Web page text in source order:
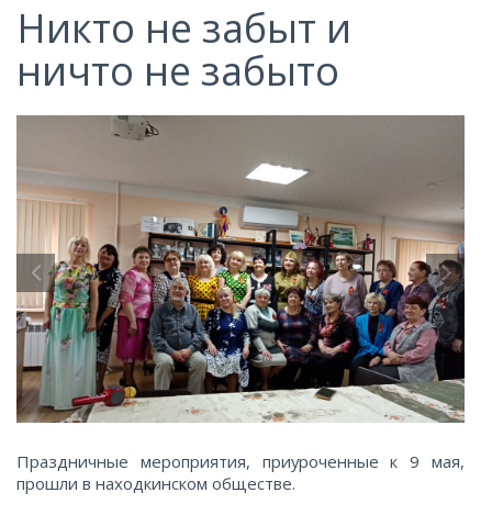
Никто не забыт и
ничто не забыто
Праздничные мероприятия, приуроченные к 9 мая,
прошли в находкинском обществе.